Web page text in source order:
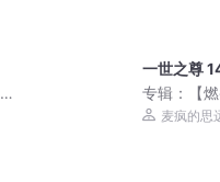
一世之尊
专辑：
【
逆天改命
麦疯的思